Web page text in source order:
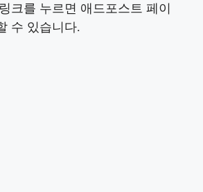
크를 누르면 애드포스트 페이
수 있습니다.